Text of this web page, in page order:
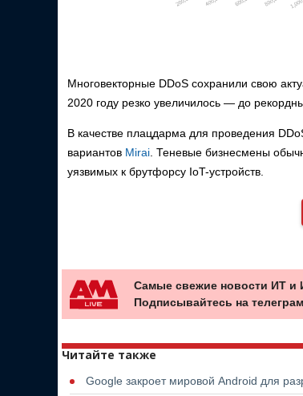
Многовекторные DDoS сохранили свою
2020 году резко увеличилось — до
В качестве плацдарма для проведения
вариантов Mirai . Теневые бизнесмены
уязвимых к брутфорсу IoT-устройств.
Самые свежие новости ИТ и
Подписывайтесь на
Читайте также
Google закроет мировой Android для